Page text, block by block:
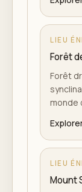
LIEU
Forêt
Forêt
monde
LIEU
Mount